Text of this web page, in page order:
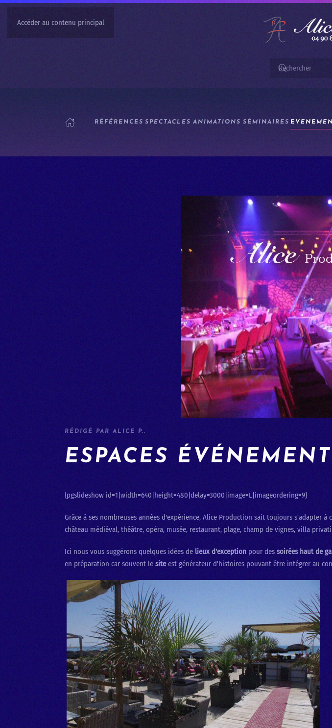
Accéder au contenu principal
RÉFÉRENCES SPECTACLES ANIMATIONS SÉMINAIRES
RÉDIGÉ PAR ALICE P..
ESPACES
{pgslideshow id=1|width=640|height=480|delay=3000|image=L|imageordering=9}
Grâce à ses nombreuses années d'expérience, Alice Production sait toujours s'adapter à
château médiéval, théâtre, opéra, musée, restaurant, plage, champ de vignes, villa
Ici nous vous suggérons quelques idées de lieux d'exception pour des soirées haut de
en préparation car souvent le siteest générateur d'histoires pouvant être intégrer au